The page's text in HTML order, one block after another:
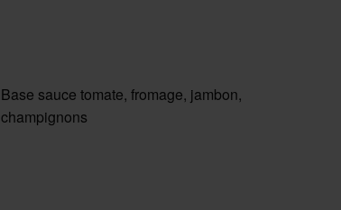
Base sauce tomate, fromage, jambon,
champignons